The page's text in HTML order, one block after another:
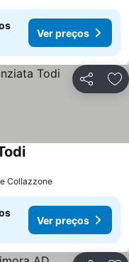
Ver preços
Partilhar
Collazzone
Ver preços